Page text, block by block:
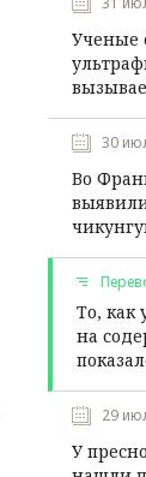
Ученые
30
Во
То, как
на
29
У